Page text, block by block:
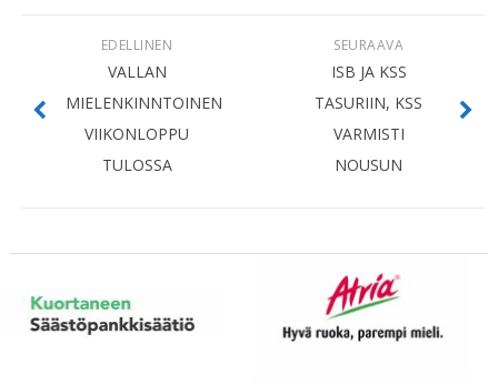
SEURAAVA
ISB JA KSS
TASURIIN, KSS
VARMISTI
NOUSUN
EDELLINEN
VALLAN
MIELENKINNTOINEN
VIIKONLOPPU
TULOSSA